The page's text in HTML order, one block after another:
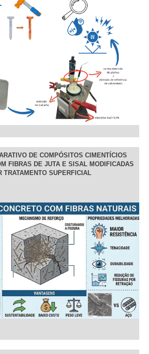
DE COMPÓSITOS CIMENTÍCIOS
FIBRAS DE JUTA E SISAL MODIFICADAS
TRATAMENTO SUPERFICIAL